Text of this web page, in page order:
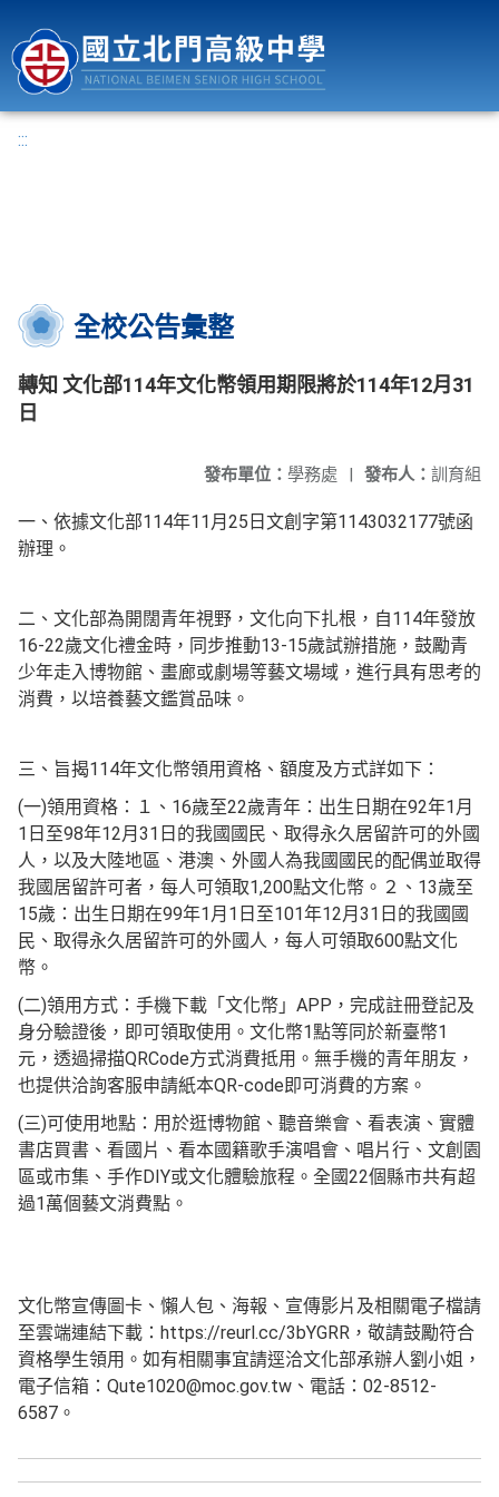
:::
全校公告彙整
轉知 文化部114年文化幣領用期限將於114年12月31
日
發布人： 訓育組
發布單位： 學務處 |
一、依據文化部114年11 月 25 日文創字第1143032177號函
辦理。
二、文化部為開闊青年視野，文化向下扎根，自114年發放
16-22歲文化禮金時，同步推動13-15歲試辦措施，鼓勵青
少年走入博物館、畫廊或劇場等藝文場域，進行具有思考的
消費，以培養藝文鑑賞品味。
三、旨揭114年文化幣領用資格、額度及方式詳如下：
(一)領用資格：１、 16歲至22歲青年：出生日期在92年1 月
1 日至98年12月 31 日的我國國民、取得永久居留許可的外國
人，以及大陸地區、港澳、外國人為我國國民的配偶並取得
我國居留許可者，每人可領取1,200點文化幣。２、 13歲至
15歲：出生日期在99年1 月 1 日至101年12月 31 日的我國國
民、取得永久居留許可的外國人，每人可領取600點文化
幣。
(二)領用方式：手機下載「文化幣」 APP ，完成註冊登記及
身分驗證後，即可領取使用。文化幣1點等同於新臺幣1
元，透過掃描QRCode方式消費抵用。無手機的青年朋友，
也提供洽詢客服申請紙本QR-code 即可消費的方案。
(三)可使用地點：用於逛博物館、聽音樂會、看表演、實體
書店買書、看國片、看本國籍歌手演唱會、唱片行、文創園
區或市集、手作DIY或文化體驗旅程。全國22個縣市共有超
過1萬個藝文消費點。
文化幣宣傳圖卡、懶人包、海報、宣傳影片及相關電子檔請
至雲端連結下載： https://reurl.cc/3bYGRR ，敬請鼓勵符合
資格學生領用。如有相關事宜請逕洽文化部承辦人劉小姐，
電子信箱： Qute1020@moc.gov.tw 、電話： 02-8512-
6587 。